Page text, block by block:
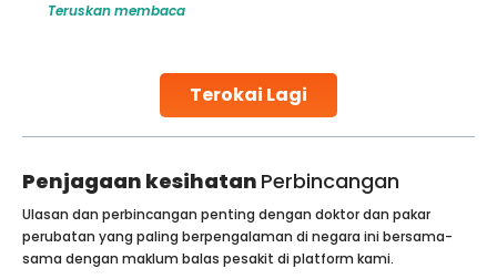
Terokai Lagi
challenges and help couples achieve their dream of
collected, they process the
Teruskan membaca
Penjagaan kesihatan Perbincangan
Ulasan dan perbincangan penting dengan doktor dan pakar
perubatan yang paling berpengalaman di negara ini bersama-
sama dengan maklum balas pesakit di platform kami.